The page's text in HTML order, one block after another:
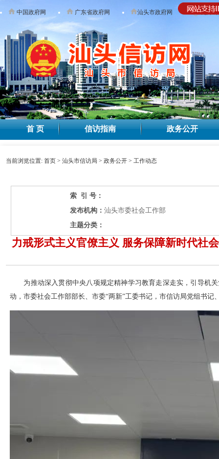
中国政府网 广东省政府网 汕头市政府网 无障
首 页 信访指南 政务公开
当前浏览位置: 首页 > 汕头市信访局 > 政务公开 > 工作动态
索 引 号：
发布机构： 汕头市委社会工作部
主题分类：
力戒形式主义官僚主义 服务保障新时代社
为推动深入贯彻中央八项规定精神学习教育走深走实，引导机
动，市委社会工作部部长、市委“两新”工委书记，市信访局党组书